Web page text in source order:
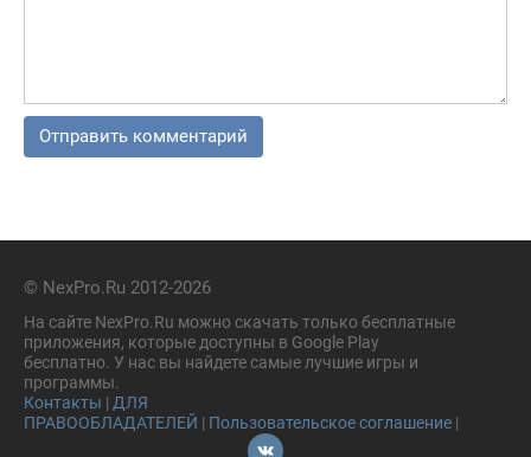
© NexPro.Ru 2012-2026
На сайте NexPro.Ru можно скачать только бесплатные
приложения, которые доступны в Google Play
бесплатно. У нас вы найдете самые лучшие игры и
программы.
Контакты | ДЛЯ
ПРАВООБЛАДАТЕЛЕЙ | Пользовательское соглашение |